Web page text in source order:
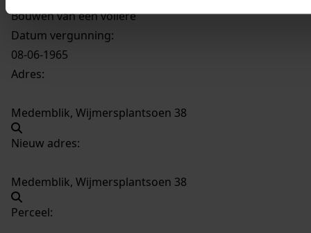
Bouwen van een voliere
Datum vergunning:
08-06-1965
Adres:
Medemblik, Wijmersplantsoen 38
Nieuw adres:
Medemblik, Wijmersplantsoen 38
Perceel: